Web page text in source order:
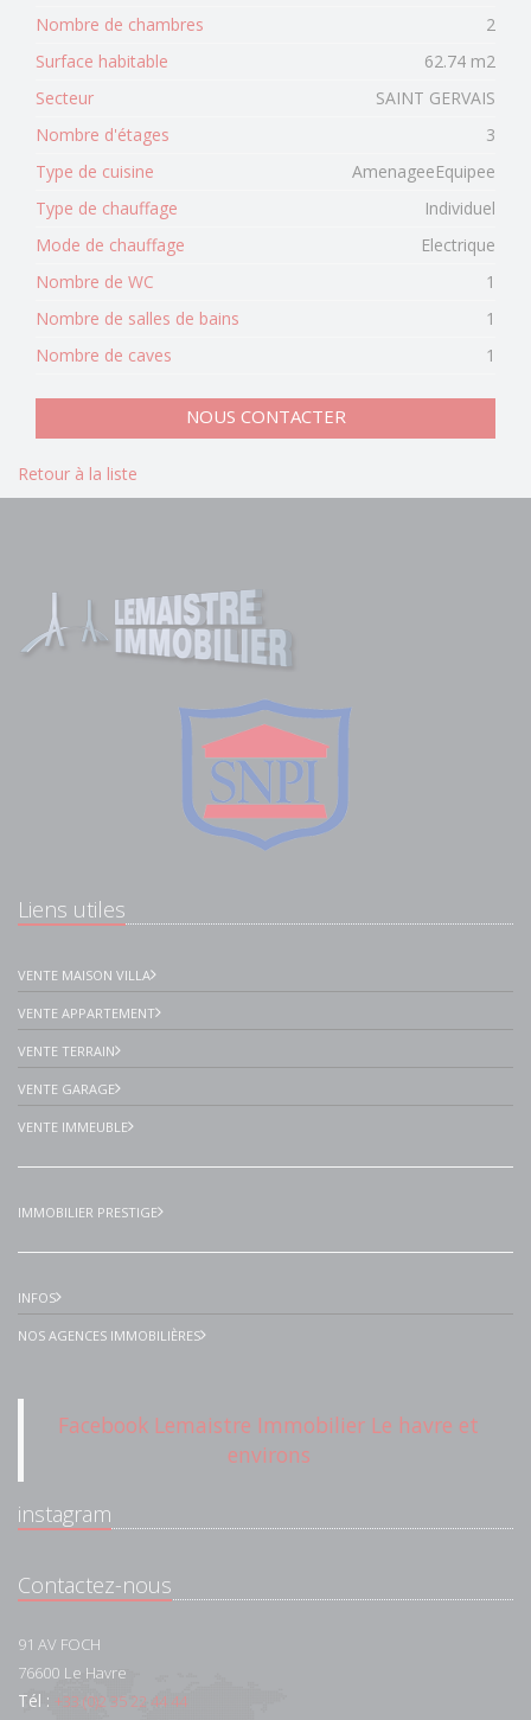
Nombre de chambres
2
Surface habitable
62.74 m2
Secteur
SAINT GERVAIS
Nombre d'étages
3
Type de cuisine
AmenageeEquipee
Type de chauffage
Individuel
Mode de chauffage
Electrique
Nombre de WC
1
Nombre de salles de bains
1
Nombre de caves
1
NOUS CONTACTER
Retour à la liste
Liens utiles
VENTE MAISON VILLA
VENTE APPARTEMENT
VENTE TERRAIN
VENTE GARAGE
VENTE IMMEUBLE
IMMOBILIER PRESTIGE
INFOS
NOS AGENCES IMMOBILIÈRES
Facebook Lemaistre Immobilier Le havre et
environs
instagram
Contactez-nous
91 AV FOCH
76600 Le Havre
Tél : +33 (0)2 35 22 44 44